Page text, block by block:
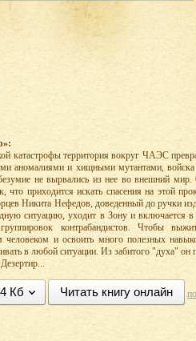
катастрофы территория вокруг ЧАЭС
аномалиями и хищными мутантами,
не вырвались из нее во внешний мир.
что приходится искать спасения на этой
Никита Нефедов, доведенный до ручки
ситуацию, уходит в Зону и включается
контрабандистов. Чтобы
человеком и освоить много полезных
в любой ситуации. Из забитого "духа" он
Кб Читать книгу онлайн